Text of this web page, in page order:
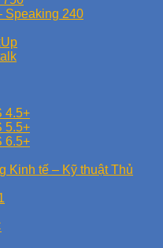
Speaking 240
4.5+
5.5+
6.5+
Kinh tế – Kỹ thuật Thủ